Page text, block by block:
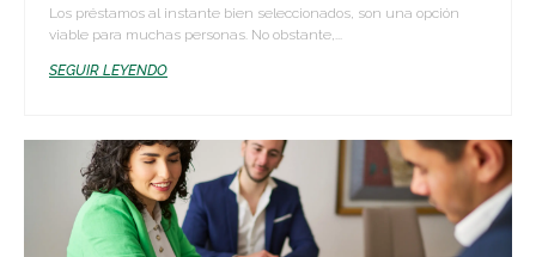
Los préstamos al instante bien seleccionados, son una opción
viable para muchas personas. No obstante,...
SEGUIR LEYENDO